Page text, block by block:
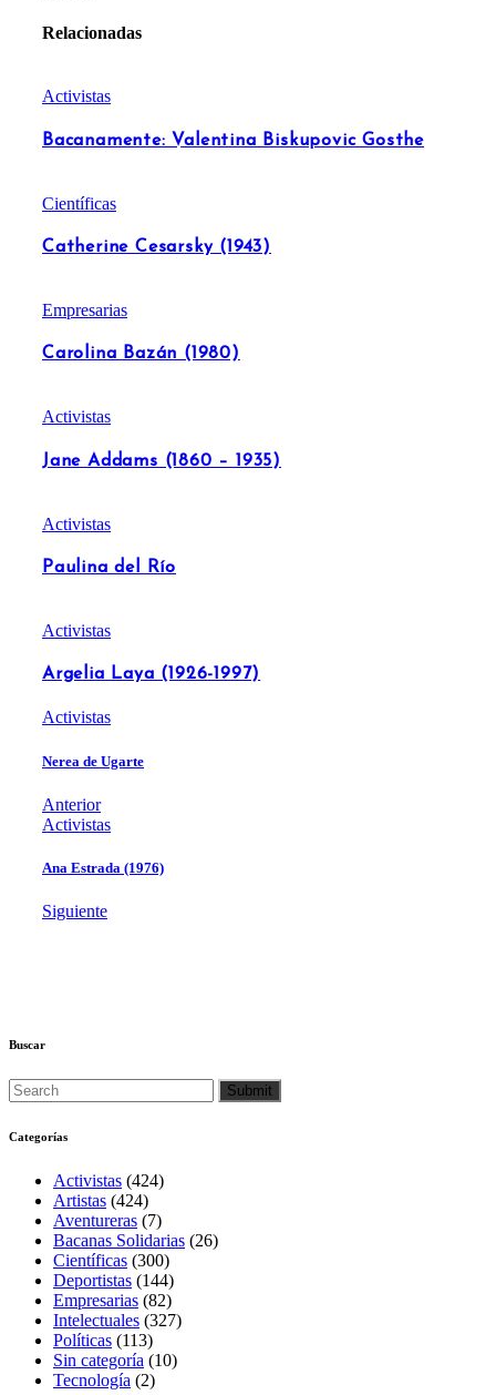
Relacionadas
Activistas
Bacanamente: Valentina Biskupovic Gosthe
Científicas
Catherine Cesarsky (1943)
Empresarias
Carolina Bazán (1980)
Activistas
Jane Addams (1860 – 1935)
Activistas
Paulina del Río
Activistas
Argelia Laya (1926-1997)
Activistas
Nerea de Ugarte
Anterior
Activistas
Ana Estrada (1976)
Siguiente
Buscar
Categorías
Activistas (424)
Artistas (424)
Aventureras (7)
Bacanas Solidarias (26)
Científicas (300)
Deportistas (144)
Empresarias (82)
Intelectuales (327)
Políticas (113)
Sin categoría (10)
Tecnología (2)